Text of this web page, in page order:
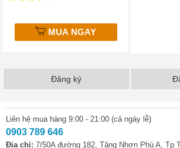
MUA NGAY
Đăng ký
Liên hệ mua hàng 9:00 - 21:00 (cả ngày lễ)
0903 789 646
Địa chỉ: 7/50A đường 182, Tăng Nhơn Phú A, Tp